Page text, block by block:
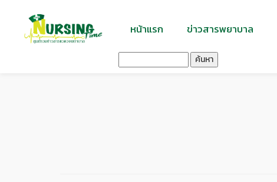
หน้าแรก ข่าวสารพยาบาล
ค้นหา